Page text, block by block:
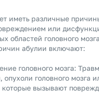
иметь различные
или
областей головного
абулии включают:
головного мозга:
опухоли головного мозга
вызывают